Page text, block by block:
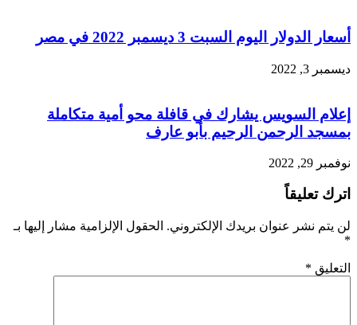
أسعار الدولار اليوم السبت 3 ديسمبر 2022 في مصر
ديسمبر 3, 2022
إعلام السويس يشارك في قافلة محو أمية متكاملة
بمسجد الرحمن الرحيم بأبو عارف
نوفمبر 29, 2022
اترك تعليقاً
لن يتم نشر عنوان بريدك الإلكتروني. الحقول الإلزامية مشار إليها بـ
*
التعليق *